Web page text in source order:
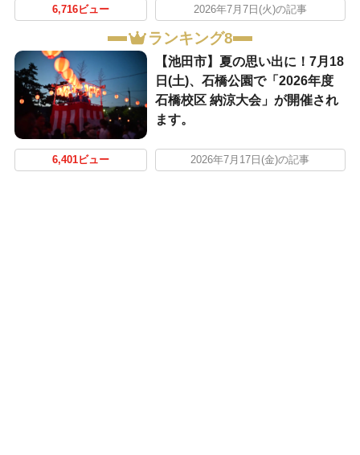
6,716ビュー 2026年7月7日(火)の記事
ランキング8
【池田市】夏の思い出に！7月18
日(土)、石橋公園で「2026年度
石橋校区 納涼大会」が開催され
ます。
6,401ビュー 2026年7月17日(金)の記事